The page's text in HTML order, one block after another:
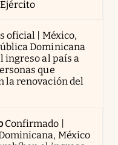
oficial | México,
Dominicana
ingreso al país a
que
la renovación del
Confirmado |
México